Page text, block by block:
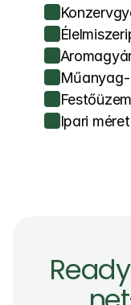
Műanyag-
Ipari